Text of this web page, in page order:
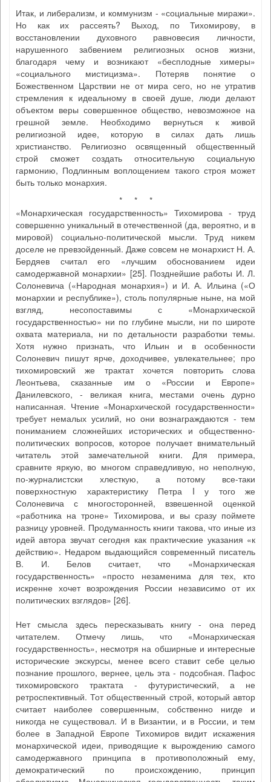
Итак, и либерализм, и коммунизм - «социальные миражи».
Но как их рассеять? Выход, по Тихомирову, в
восстановлении духовного равновесия личности,
нарушенного забвением религиозных основ жизни,
благодаря чему и возникают «бесплодные химеры»
«социального мистицизма». Потеряв понятие о
Божественном Царствии не от мира сего, но не утратив
стремления к идеальному в своей душе, люди делают
объектом веры совершенное общество, невозможное на
грешной земле. Необходимо вернуться к живой
религиозной идее, которую в силах дать лишь
христианство. Религиозно освященный общественный
строй сможет создать относительную социальную
гармонию, Подлинным воплощением такого строя может
быть только монархия.
* * *
«Монархическая государственность» Тихомирова - труд
совершенно уникальный в отечественной (да, вероятно, и в
мировой) социально-политической мысли. Труд никем
доселе не превзойденный. Даже совсем не монархист Н. А.
Бердяев считал его «лучшим обоснованием идеи
самодержавной монархии» [25]. Позднейшие работы И. Л.
Солоневича («Народная монархия») и И. А. Ильина («О
монархии и республике»), столь популярные ныне, на мой
взгляд, несопоставимы с «Монархической
государственностью» ни по глубине мысли, ни по широте
охвата материала, ни по детальности разработки темы.
Хотя нужно признать, что Ильин и в особенности
Солоневич пишут ярче, доходчивее, увлекательнее; про
тихомировский же трактат хочется повторить слова
Леонтьева, сказанные им о «России и Европе»
Данилевского, - великая книга, местами очень дурно
написанная. Чтение «Монархической государственности»
требует немалых усилий, но они вознаграждаются - тем
пониманием сложнейших исторических и общественно-
политических вопросов, которое получает внимательный
читатель этой замечательной книги. Для примера,
сравните яркую, во многом справедливую, но неполную,
по-журналистски хлесткую, а потому все-таки
поверхностную характеристику Петра I у того же
Солоневича с многосторонней, взвешенной оценкой
«работника на троне» Тихомирова, и вы сразу поймете
разницу уровней. Продуманность книги такова, что иные из
идей автора звучат сегодня как практические указания «к
действию». Недаром выдающийся современный писатель
В. И. Белов считает, что «Монархическая
государственность» «просто незаменима для тех, кто
искренне хочет возрождения России независимо от их
политических взглядов» [26].
Нет смысла здесь пересказывать книгу - она перед
читателем. Отмечу лишь, что «Монархическая
государственность», несмотря на обширные и интересные
исторические экскурсы, менее всего ставит себе целью
познание прошлого, вернее, цель эта - подсобная. Пафос
тихомировского трактата - футуристический, а не
ретроспективный. Тот общественный строй, который автор
считает наиболее совершенным, собственно нигде и
никогда не существовал. И в Византии, и в России, и тем
более в Западной Европе Тихомиров видит искажения
монархической идеи, приводящие к вырождению самого
самодержавного принципа в противоположный ему,
демократический по происхождению, принцип